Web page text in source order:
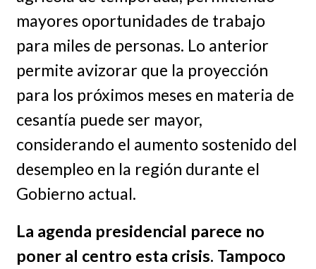
mayores oportunidades de trabajo
para miles de personas. Lo anterior
permite avizorar que la proyección
para los próximos meses en materia de
cesantía puede ser mayor,
considerando el aumento sostenido del
desempleo en la región durante el
Gobierno actual.
La agenda presidencial parece no
poner al centro esta crisis. Tampoco